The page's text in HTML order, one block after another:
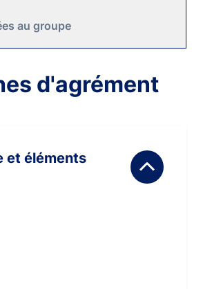
au groupe
d'agrément